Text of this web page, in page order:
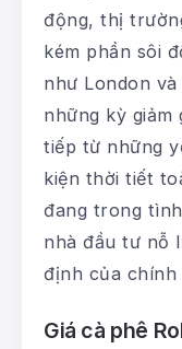
động, thị
kém phần sôi
như London
những kỳ giảm
tiếp từ những
kiện thời tiết
đang trong
nhà đầu tư nỗ
định của chính
Giá cà phê